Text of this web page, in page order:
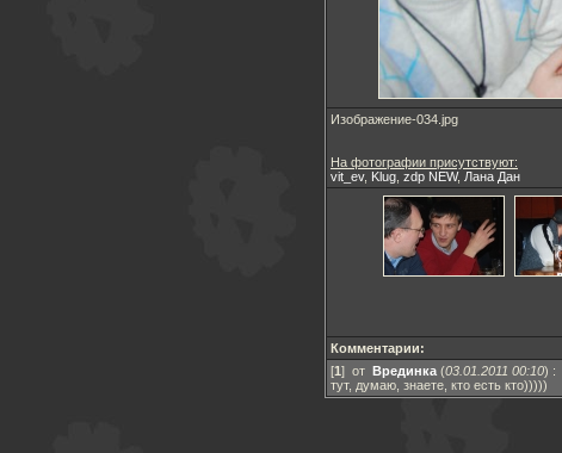
Изображение-034.jpg
На фотографии присутствуют:
vit_ev, Klug zdp NEW, Лана Дан
Комментарии:
[1] от Врединка (03.01.2011 00:10) :
тут, думаю, знаете, кто есть кто)))))